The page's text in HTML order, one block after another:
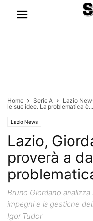
Home Serie A Lazio
le sue idee. La problematica è...
Lazio News
Lazio,
proverà a
Bruno Giordano
impegni e la gestione
Igor Tudor